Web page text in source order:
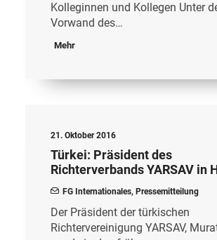
Kolleginnen und Kollegen Unter
Vorwand des…
Mehr
21. Oktober 2016
Türkei: Präsident des
Richterverbands YARSAV in
FG Internationales, Pressemitteilung
Der Präsident der türkischen
Richtervereinigung YARSAV,